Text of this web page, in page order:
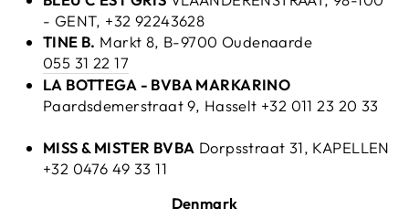
- GENT, +32 92243628
TINE B. Markt 8, B-9700 Oudenaarde
055 31 22 17
LA BOTTEGA - BVBA MARKARINO
Paardsdemerstraat 9, Hasselt +32 011 23 20 33
MISS & MISTER BVBA Dorpsstraat 31, KAPELLEN
+32 0476 49 33 11
Denmark